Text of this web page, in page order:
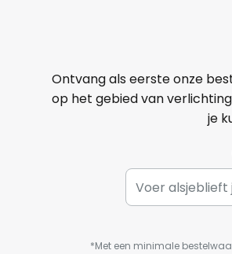
Ontvang als eerste onze
op het gebied van
je
*Met een minimale